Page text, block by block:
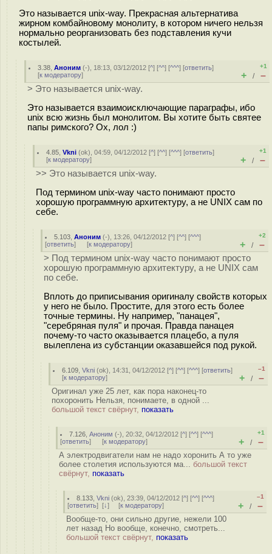
Это называется unix-way. Прекрасная альтернатива
жирном комбайновому монолиту, в котором ничего нельзя
нормально реорганизовать без подставления кучи
костылей.
3.38 ,Аноним (-), 18:13, 03/12/2012 [^] [^^] [^^^] [ответить]
[к модератору]
+1
+ / –
> Это называется unix-way.
Это называется взаимоисключающие параграфы, ибо
unix всю жизнь был монолитом. Вы хотите быть святее
папы римского? Ох, лол :)
4.85 ,Vkni (ok), 04:59, 04/12/2012 [^] [^^] [^^^] [ответить]
[к модератору]
+1
+ / –
>> Это называется unix-way.
Под термином unix-way часто понимают просто
хорошую программную архитектуру, а не UNIX сам по
себе.
5.103 ,Аноним (-), 13:26, 04/12/2012 [^] [^^] [^^^]
[ответить] [к модератору]
+2
+ / –
> Под термином unix-way часто понимают просто
хорошую программную архитектуру, а не UNIX сам
по себе.
Вплоть до приписывания оригиналу свойств которых
у него не было. Простите, для этого есть более
точные термины. Ну например, "панацея",
"серебряная пуля" и прочая. Правда панацея
почему-то часто оказывается плацебо, а пуля
вылеплена из субстанции оказавшейся под рукой.
6.109 ,Vkni (ok), 14:31, 04/12/2012 [^] [^^] [^^^] [ответить]
[к модератору]
–1
+ / –
Оригинал уже 25 лет, как пора наконец-то
похоронить Нельзя, понимаете, в одной ...
большой текст свёрнут, показать
7.126 ,Аноним (-), 20:32, 04/12/2012 [^] [^^] [^^^]
[ответить] [к модератору]
+1
+ / –
А электродвигатели нам не надо хоронить А то уже
более столетия используются ма... большой текст
свёрнут, показать
8.133 ,Vkni (ok), 23:39, 04/12/2012 [^] [^^] [^^^]
[ответить] [↓] [к модератору]
–1
+ / –
Вообще-то, они сильно другие, нежели 100
лет назад Но вообще, конечно, смотреть...
большой текст свёрнут, показать